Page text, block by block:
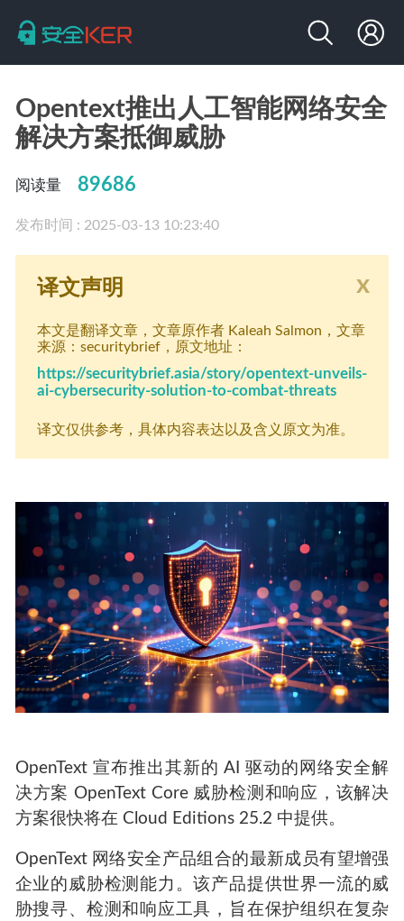
Opentext推出人工智能网络安全
解决方案抵御威胁
阅读量 89686
发布时间 : 2025-03-13 10:23:40
x
译文声明
本文是翻译文章，文章原作者 Kaleah Salmon ，文章
来源：securitybrief，原文地址：
https://securitybrief.asia/story/opentext-unveils-
ai-cybersecurity-solution-to-combat-threats
译文仅供参考，具体内容表达以及含义原文为准。
OpenText 宣布推出其新的 AI 驱动的网络安全解
决方案 OpenText Core 威胁检测和响应，该解决
方案很快将在 Cloud Editions 25.2 中提供。
OpenText 网络安全产品组合的最新成员有望增强
企业的威胁检测能力。该产品提供世界一流的威
胁搜寻、检测和响应工具，旨在保护组织在复杂